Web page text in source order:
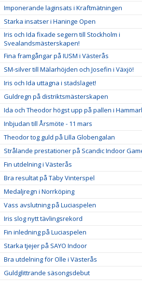
Imponerande laginsats i Kraftmätningen
Starka insatser i Haninge Open
Iris och Ida fixade segern till Stockholm i
Svealandsmästerskapen!
Fina framgångar på IUSM i Västerås
SM-silver till Mälarhöjden och Josefin i Växjö!
Iris och Ida uttagna i stadslaget!
Guldregn på distriktsmästerskapen
Ida och Theodor högst upp på pallen i
Inbjudan till Årsmöte - 11 mars
Theodor tog guld på Lilla Globengalan
Strålande prestationer på Scandic Indoor
Fin utdelning i Västerås
Bra resultat på Täby Vinterspel
Medaljregn i Norrköping
Vass avslutning på Luciaspelen
Iris slog nytt tävlingsrekord
Fin inledning på Luciaspelen
Starka tjejer på SAYO Indoor
Bra utdelning för Olle i Västerås
Guldglittrande säsongsdebut